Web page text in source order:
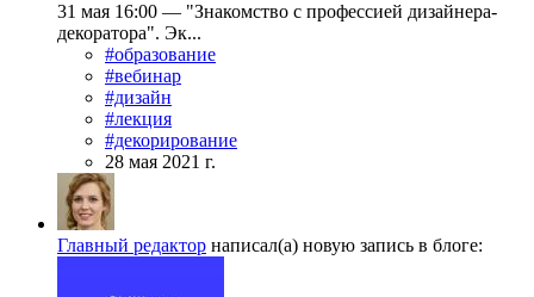
31 мая 16:00 — "Знакомство с профессией дизайнера-
декоратора". Эк...
#образование
#вебинар
#дизайн
#лекция
#декорирование
28 мая 2021 г.
Главный редактор написал(а) новую запись в блоге: